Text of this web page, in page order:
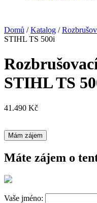
Domů /Katalog /
STIHL TS 500i
STIHL TS
41.490 Kč
Mám zájem
Máte zájem o
Vaše jméno: